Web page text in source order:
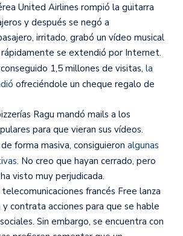
United Airlines rompió la guitarra
y después se negó a
irritado, grabó un vídeo musical
se extendió por Internet.
1,5 millones de visitas, la
ofreciéndole un cheque regalo de
Ragu mandó mails a los
para que vieran sus vídeos.
forma masiva, consiguieron algunas
. No creo que hayan cerrado, pero
visto muy perjudicada.
francés Free lanza
contrata acciones para que se hable
Sin embargo, se encuentra con